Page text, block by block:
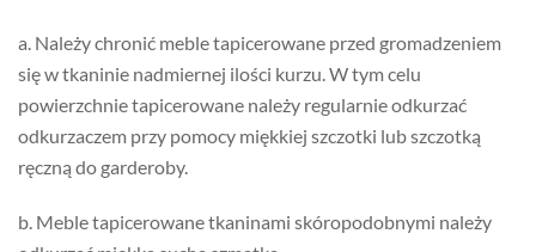
a. Należy chronić meble tapicerowane przed gromadzeniem
się w tkaninie nadmiernej ilości kurzu. W tym celu
powierzchnie tapicerowane należy regularnie odkurzać
odkurzaczem przy pomocy miękkiej szczotki lub szczotką
ręczną do garderoby.
b. Meble tapicerowane tkaninami skóropodobnymi należy